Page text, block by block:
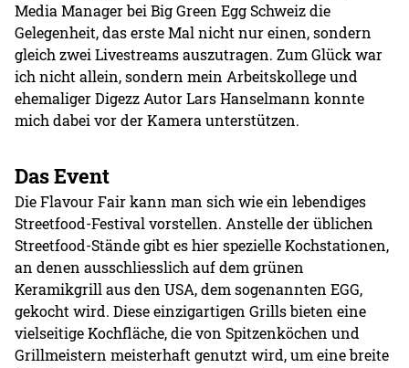
Media Manager bei Big Green Egg Schweiz die
Gelegenheit, das erste Mal nicht nur einen, sondern
gleich zwei Livestreams auszutragen. Zum Glück war
ich nicht allein, sondern mein Arbeitskollege und
ehemaliger Digezz Autor Lars Hanselmann konnte
mich dabei vor der Kamera unterstützen.
Das Event
Die Flavour Fair kann man sich wie ein lebendiges
Streetfood-Festival vorstellen. Anstelle der üblichen
Streetfood-Stände gibt es hier spezielle Kochstationen,
an denen ausschliesslich auf dem grünen
Keramikgrill aus den USA, dem sogenannten EGG,
gekocht wird. Diese einzigartigen Grills bieten eine
vielseitige Kochfläche, die von Spitzenköchen und
Grillmeistern meisterhaft genutzt wird, um eine breite